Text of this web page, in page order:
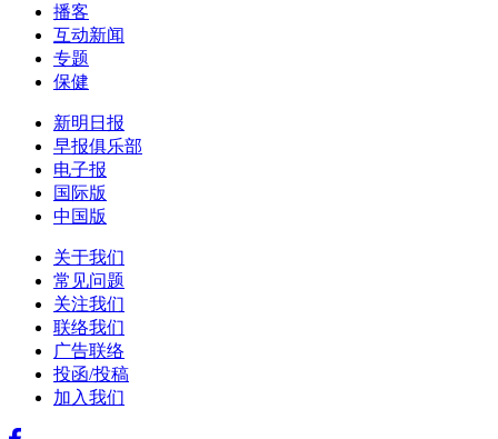
播客
互动新闻
专题
保健
新明日报
早报俱乐部
电子报
国际版
中国版
关于我们
常见问题
关注我们
联络我们
广告联络
投函/投稿
加入我们